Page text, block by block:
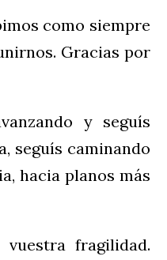
como siempre
Gracias por
y seguís
seguís caminando
hacia planos más
fragilidad.